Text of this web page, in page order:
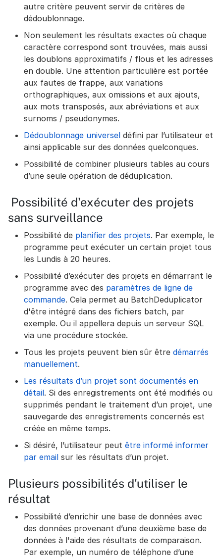
autre critère peuvent servir de critères de
dédoublonnage.
Non seulement les résultats exactes où chaque
caractère correspond sont trouvées, mais aussi
les doublons approximatifs / flous et les adresses
en double. Une attention particulière est portée
aux fautes de frappe, aux variations
orthographiques, aux omissions et aux ajouts,
aux mots transposés, aux abréviations et aux
surnoms / pseudonymes.
Dédoublonnage universel défini par l’utilisateur et
ainsi applicable sur des données quelconques.
Possibilité de combiner plusieurs tables au cours
d’une seule opération de déduplication.
Possibilité d'exécuter des projets
sans surveillance
Possibilité de planifier des projets. Par exemple, le
programme peut exécuter un certain projet tous
les Lundis à 20 heures.
Possibilité d’exécuter des projets en démarrant le
programme avec des paramètres de ligne de
commande. Cela permet au BatchDeduplicator
d'être intégré dans des fichiers batch, par
exemple. Ou il appellera depuis un serveur SQL
via une procédure stockée.
Tous les projets peuvent bien sûr être démarrés
manuellement.
Les résultats d’un projet sont documentés en
détail. Si des enregistrements ont été modifiés ou
supprimés pendant le traitement d’un projet, une
sauvegarde des enregistrements concernés est
créée en même temps.
Si désiré, l’utilisateur peut être informé informer
par email sur les résultats d’un projet.
Plusieurs possibilités d'utiliser le
résultat
Possibilité d’enrichir une base de données avec
des données provenant d’une deuxième base de
données à l'aide des résultats de comparaison.
Par exemple, un numéro de téléphone d’une